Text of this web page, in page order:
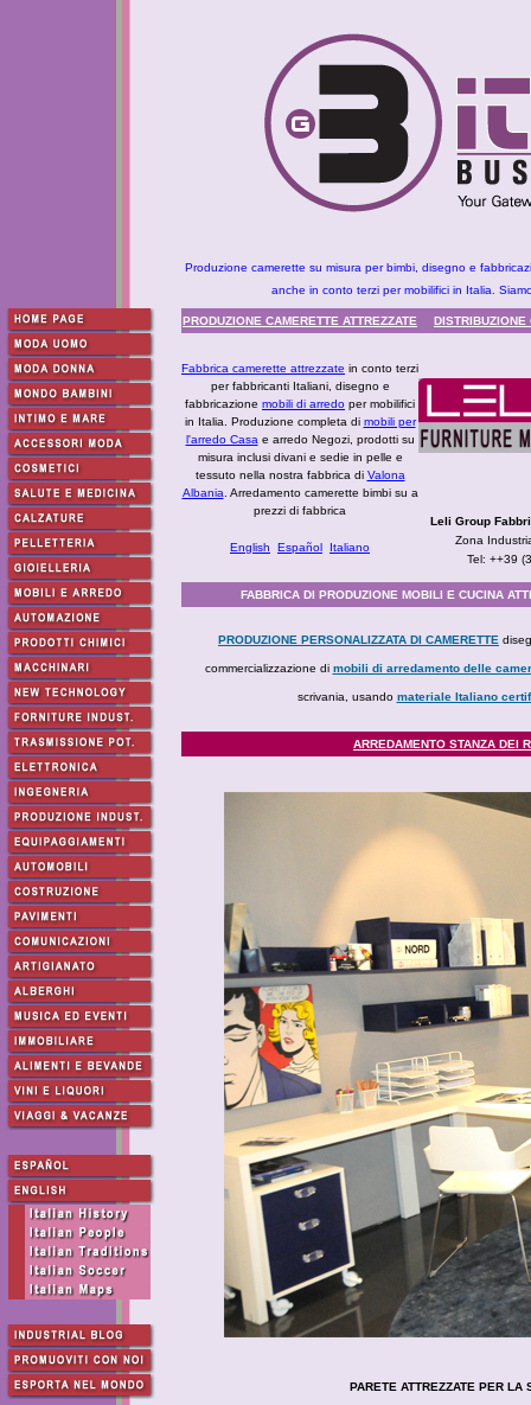
Produzione camerette su misura per bimbi, disegno e
anche in conto terzi per mobilifici in Italia.
PRODUZIONE CAMERETTE ATTREZZATE DISTRIBUZIONE
Fabbrica camerette attrezzate in conto terzi
per fabbricanti Italiani, disegno e
fabbricazione mobili di arredo per mobilifici
in Italia. Produzione completa di mobili per
l'arredo Casa e arredo Negozi, prodotti su
misura inclusi divani e sedie in pelle e
tessuto nella nostra fabbrica di Valona
Albania . Arredamento camerette bimbi su a
prezzi di fabbrica
English Español Italiano
Leli Group
Zona
Tel: ++39
FABBRICA DI PRODUZIONE MOBILI E CUCINA
PRODUZIONE PERSONALIZZATA DI CAMERETTE
commercializzazione di mobili di arredamento delle
scrivania, usando materiale Italiano
ARREDAMENTO STANZA DEI
PARETE ATTREZZATE PER LA